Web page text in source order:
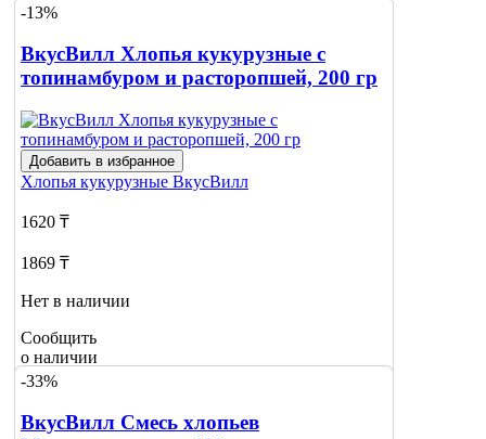
-13%
ВкусВилл Хлопья кукурузные с
топинамбуром и расторопшей, 200 гр
Добавить в избранное
Хлопья кукурузные ВкусВилл
1620 ₸
1869 ₸
Нет в наличии
Сообщить
о наличии
-33%
ВкусВилл Смесь хлопьев